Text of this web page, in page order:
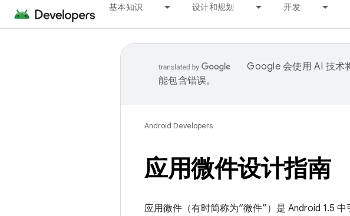
基本知识 设计和规划 开发
Google 会使用 AI 技术
能包含错误。
Android Developers
应用微件设计指南
应用微件（有时简称为“微件”）是 Android 1.5